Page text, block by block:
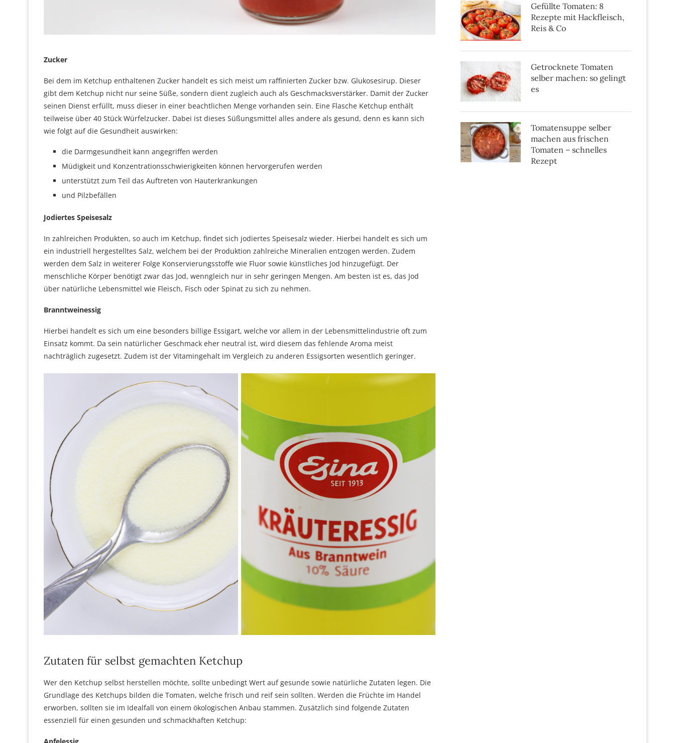
Zucker
Bei dem im Ketchup enthaltenen Zucker handelt es sich meist um raffinierten Zucker bzw. Glukosesirup. Dieser
gibt dem Ketchup nicht nur seine Süße, sondern dient zugleich auch als Geschmacksverstärker. Damit der Zucker
seinen Dienst erfüllt, muss dieser in einer beachtlichen Menge vorhanden sein. Eine Flasche Ketchup enthält
teilweise über 40 Stück Würfelzucker. Dabei ist dieses Süßungsmittel alles andere als gesund, denn es kann sich
wie folgt auf die Gesundheit auswirken:
die Darmgesundheit kann angegriffen werden
Müdigkeit und Konzentrationsschwierigkeiten können hervorgerufen werden
unterstützt zum Teil das Auftreten von Hauterkrankungen
und Pilzbefällen
Jodiertes Speisesalz
In zahlreichen Produkten, so auch im Ketchup, findet sich jodiertes Speisesalz wieder. Hierbei handelt es sich um
ein industriell hergestelltes Salz, welchem bei der Produktion zahlreiche Mineralien entzogen werden. Zudem
werden dem Salz in weiterer Folge Konservierungsstoffe wie Fluor sowie künstliches Jod hinzugefügt. Der
menschliche Körper benötigt zwar das Jod, wenngleich nur in sehr geringen Mengen. Am besten ist es, das Jod
über natürliche Lebensmittel wie Fleisch, Fisch oder Spinat zu sich zu nehmen.
Branntweinessig
Hierbei handelt es sich um eine besonders billige Essigart, welche vor allem in der Lebensmittelindustrie oft zum
Einsatz kommt. Da sein natürlicher Geschmack eher neutral ist, wird diesem das fehlende Aroma meist
nachträglich zugesetzt. Zudem ist der Vitamingehalt im Vergleich zu anderen Essigsorten wesentlich geringer.
Zutaten für selbst gemachten Ketchup
Wer den Ketchup selbst herstellen möchte, sollte unbedingt Wert auf gesunde sowie natürliche Zutaten legen. Die
Grundlage des Ketchups bilden die Tomaten, welche frisch und reif sein sollten. Werden die Früchte im Handel
erworben, sollten sie im Idealfall von einem ökologischen Anbau stammen. Zusätzlich sind folgende Zutaten
essenziell für einen gesunden und schmackhaften Ketchup:
Gefüllte Tomaten: 8
Rezepte mit Hackfleisch,
Reis & Co
Getrocknete Tomaten
selber machen: so gelingt
es
Tomatensuppe selber
machen aus frischen
Tomaten – schnelles
Rezept